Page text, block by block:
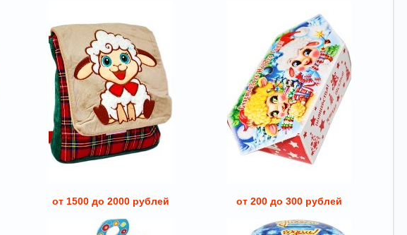
от 1500 до 2000 рублей от 200 до 300 рублей